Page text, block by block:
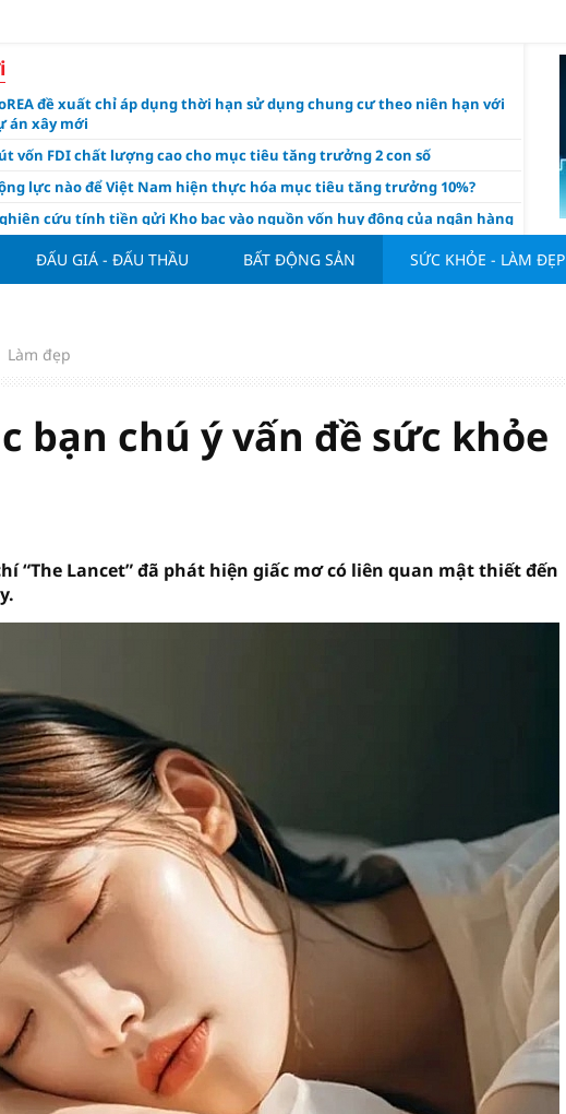
đề xuất chỉ áp dụng thời hạn sử dụng chung cư theo niên hạn với
án xây mới
vốn FDI chất lượng cao cho mục tiêu tăng trưởng 2 con số
lực nào để Việt Nam hiện thực hóa mục tiêu tăng trưởng 10%?
cứu tính tiền gửi Kho bạc vào nguồn vốn huy động của ngân hàng
sao Mỹ cùng Nhật Bản "nâng đỡ" đồng yên?
lá tía tô thế nào để hỗ trợ làm đẹp da, mượt tóc?
Việt Nam tính bài toán xoay tua tại ASEAN Cup 2026 và màn đáp trả
lửa của Hoàng Hên
thông nguồn cung vật liệu xây dựng
ĐẤU GIÁ - ĐẤU THẦU BẤT ĐỘNG SẢN SỨC KHỎE - LÀM ĐẸP
Làm đẹp
bạn chú ý vấn đề sức khỏe
“The Lancet” đã phát hiện giấc mơ có liên quan mật thiết đến